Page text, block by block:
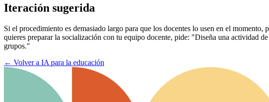
Iteración sugerida
Si el procedimiento es demasiado largo para que los docentes lo usen en el
quieres preparar la socialización con tu equipo docente, pide: "Diseña una actividad
grupos."
← Volver a IA para la educación